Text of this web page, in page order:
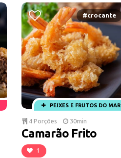
#crocante
PEIXES E FRUTOS DO MAR
4 Porções 30min
Camarão Frito
1